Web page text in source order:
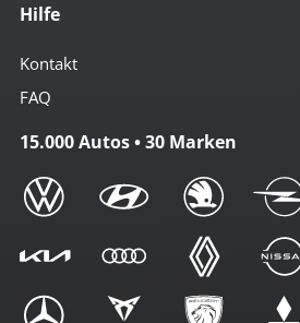
Hilfe
Kontakt
FAQ
15.000 Autos • 30 Marken